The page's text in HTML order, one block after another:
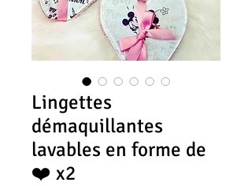
Lingettes
démaquillantes
lavables en forme de
❤️ x2